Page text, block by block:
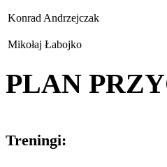
Konrad Andrzejczak
Mikołaj Łabojko
PLAN
Treningi: